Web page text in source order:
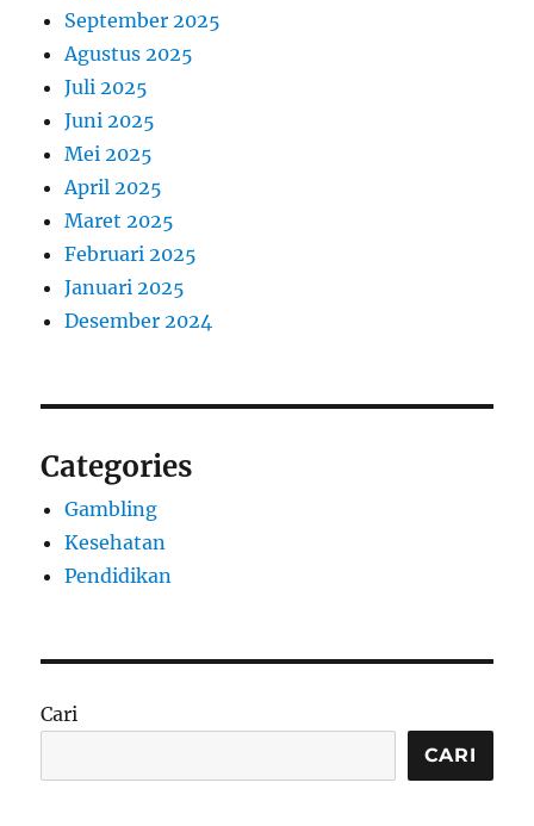
September 2025
Agustus 2025
Juli 2025
Juni 2025
Mei 2025
April 2025
Maret 2025
Februari 2025
Januari 2025
Desember 2024
Categories
Gambling
Kesehatan
Pendidikan
Cari
CARI